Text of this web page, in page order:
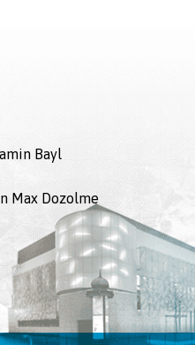
Bayl
Max Dozolme